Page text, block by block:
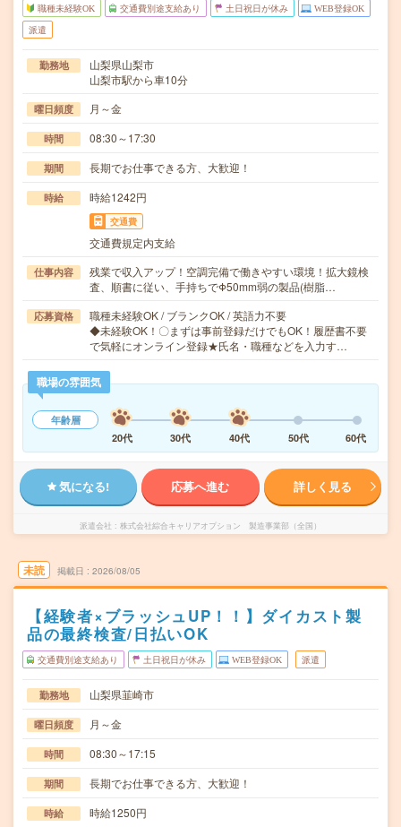
職種未経験OK 交通費別途支給あり 土日祝日が休み WEB登録OK
派遣
勤務地
山梨県山梨市
山梨市駅から車10分
曜日頻度 月～金
時間 08:30～17:30
期間 長期でお仕事できる方、大歓迎！
時給 時給1242円
交通費
交通費規定内支給
仕事内容
残業で収入アップ！空調完備で働きやすい環境！拡大鏡検
査、順書に従い、手持ちでΦ50mm弱の製品(樹脂…
応募資格
職種未経験OK / ブランクOK / 英語力不要
◆未経験OK！〇まずは事前登録だけでもOK！履歴書不要
で気軽にオンライン登録★氏名・職種などを入力す…
職場の雰囲気
年齢層
20代
30代 40代 50代 60代
気になる! 応募へ進む 詳しく見る
派遣会社 株式会社綜合キャリアオプション 製造事業部（全国）
未読 掲載日 2026/08/05
【経験者×ブラッシュUP！！】ダイカスト製
品の最終検査/日払いOK
交通費別途支給あり 土日祝日が休み WEB登録OK 派遣
勤務地 山梨県韮崎市
曜日頻度 月～金
時間 08:30～17:15
期間 長期でお仕事できる方、大歓迎！
時給 時給1250円